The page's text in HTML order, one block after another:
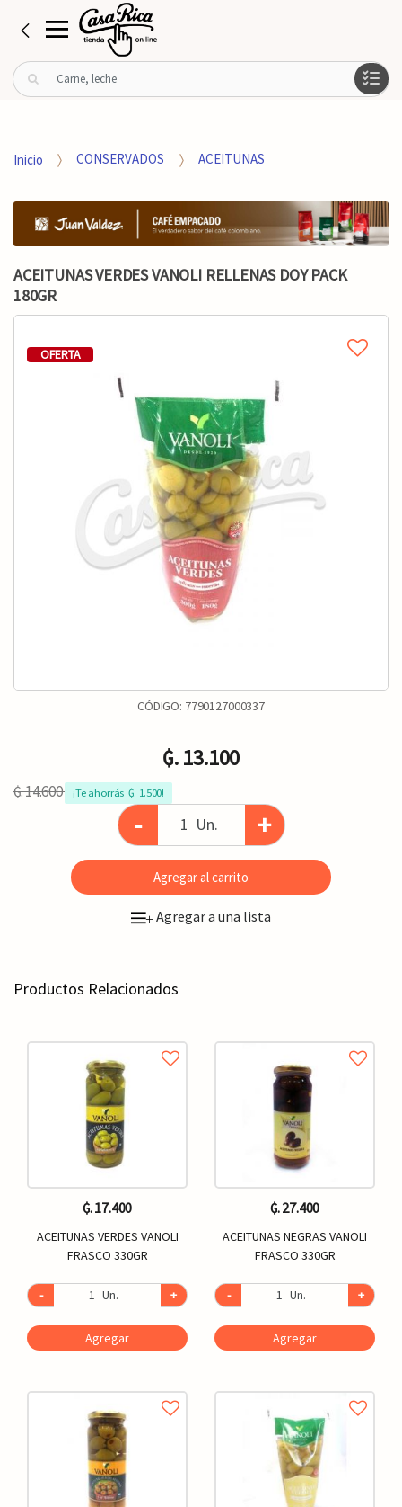
B
u
r
o
Inicio CONSERVADOS ACEITUNAS
ACEITUNAS VERDES VANOLI RELLENAS DOY PACK
180GR
OFERTA
CÓDIGO: 7790127000337
₲. 13.100
₲. 14.600 ¡Te ahorrás  ₲. 1.500!
- Un. +
Agregar al carrito
+Agregar a una lista
Productos Relacionados
₲. 17.400
ACEITUNAS VERDES VANOLI
FRASCO 330GR
- Un. +
Agregar
₲. 27.400
ACEITUNAS NEGRAS VANOLI
FRASCO 330GR
- Un. +
Agregar